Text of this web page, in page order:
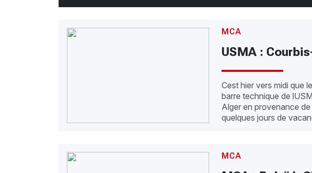
MCA
USMA :
Cest hier vers midi que
barre technique de
Alger en provenance
quelques jours de
MCA